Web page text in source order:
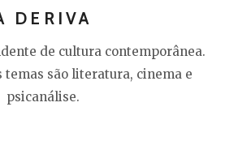
DERIVA
de cultura contemporânea.
temas são literatura, cinema e
psicanálise.